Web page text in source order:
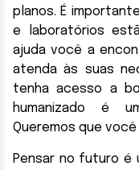
planos. É
e laboratórios
ajuda você a
atenda às suas
tenha acesso a
humanizado é
Queremos que
Pensar no futuro é